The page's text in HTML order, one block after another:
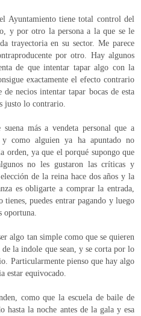
Ayuntamiento tiene total control del
y por otro la persona a la que se le
trayectoria en su sector. Me parece
por otro. Hay algunos
de que intentar tapar algo con la
exactamente el efecto contrario
de necios intentar tapar bocas de esta
justo lo contrario.
más a vendeta personal que a
y como alguien ya ha apuntado no
orden, ya que el porqué supongo que
no les gustaron las críticas y
de la reina hace dos años y la
es obligarte a comprar la entrada,
tienes, puedes entrar pagando y luego
oportuna.
algo tan simple como que se quieren
la indole que sean, y se corta por lo
Particularmente pienso que hay algo
estar equivocado.
como que la escuela de baile de
hasta la noche antes de la gala y esa